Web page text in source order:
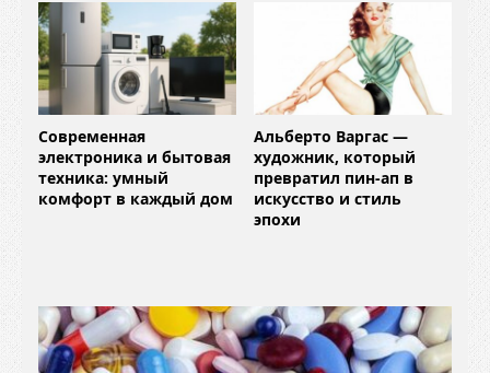
Современная
электроника и бытовая
техника: умный
комфорт в каждый дом
Альберто Варгас —
художник, который
превратил пин-ап в
искусство и стиль
эпохи